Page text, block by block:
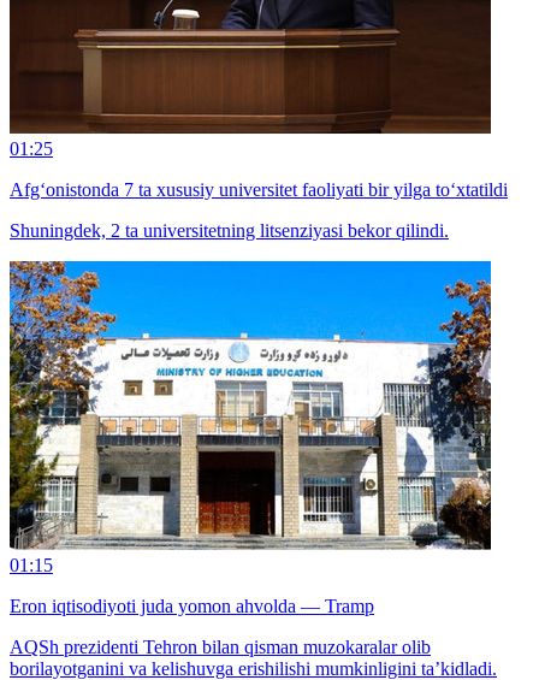
01:25
Afg‘onistonda 7 ta xususiy universitet faoliyati bir yilga to‘xtatildi
Shuningdek, 2 ta universitetning litsenziyasi bekor qilindi.
01:15
Eron iqtisodiyoti juda yomon ahvolda — Tramp
AQSh prezidenti Tehron bilan qisman muzokaralar olib
borilayotganini va kelishuvga erishilishi mumkinligini ta’kidladi.